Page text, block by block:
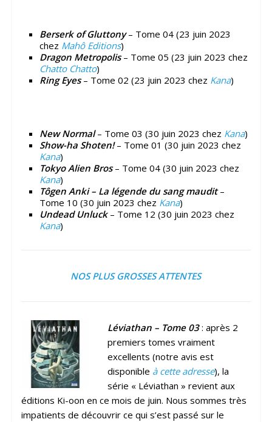
Berserk of Gluttony– Tome 04 (23 juin 2023
chez Mahô Editions)
Dragon Metropolis– Tome 05 (23 juin 2023 chez
Chatto Chatto)
Ring Eyes– Tome 02 (23 juin 2023 chez Kana)
New Normal– Tome 03 (30 juin 2023 chez Kana)
Show-ha Shoten!– Tome 01 (30 juin 2023 chez
Kana)
Tokyo Alien Bros– Tome 04 (30 juin 2023 chez
Kana)
Tôgen Anki – La légende du sang maudit–
Tome 10 (30 juin 2023 chez Kana)
Undead Unluck– Tome 12 (30 juin 2023 chez
Kana)
NOS PLUS GROSSES ATTENTES
Léviathan – Tome 03: après 2
premiers tomes vraiment
excellents (notre avis est
disponible à cette adresse), la
série « Léviathan » revient aux
éditions Ki-oon en ce mois de juin. Nous sommes très
impatients de découvrir ce qui s’est passé sur le